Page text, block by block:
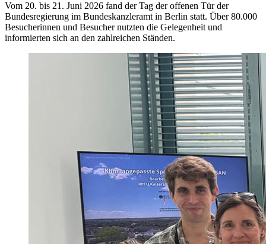
Vom 20. bis 21. Juni 2026 fand der Tag der offenen Tür der
Bundesregierung im Bundeskanzleramt in Berlin statt. Über 80.000
Besucherinnen und Besucher nutzten die Gelegenheit und
informierten sich an den zahlreichen Ständen.